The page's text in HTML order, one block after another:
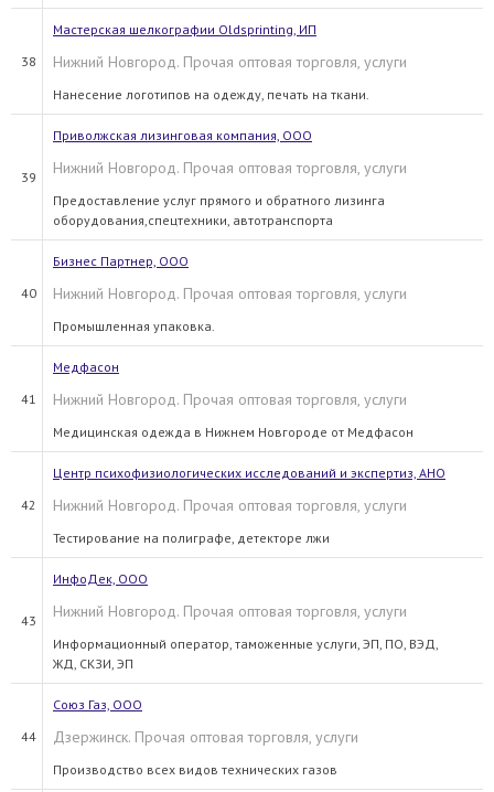
38
Мастерская шелкографии Oldsprinting, ИП
Нижний Новгород. Прочая оптовая торговля, услуги
Нанесение логотипов на одежду, печать на ткани.
39
Приволжская лизинговая компания, ООО
Нижний Новгород. Прочая оптовая торговля, услуги
Предоставление услуг прямого и обратного лизинга
оборудования,спецтехники, автотранспорта
40
Бизнес Партнер, ООО
Нижний Новгород. Прочая оптовая торговля, услуги
Промышленная упаковка.
41
Медфасон
Нижний Новгород. Прочая оптовая торговля, услуги
Медицинская одежда в Нижнем Новгороде от Медфасон
42
Центр психофизиологических исследований и экспертиз, АНО
Нижний Новгород. Прочая оптовая торговля, услуги
Тестирование на полиграфе, детекторе лжи
43
ИнфоДек, ООО
Нижний Новгород. Прочая оптовая торговля, услуги
Информационный оператор, таможенные услуги, ЭП, ПО, ВЭД,
ЖД, СКЗИ, ЭП
44
Союз Газ, ООО
Дзержинск. Прочая оптовая торговля, услуги
Производство всех видов технических газов